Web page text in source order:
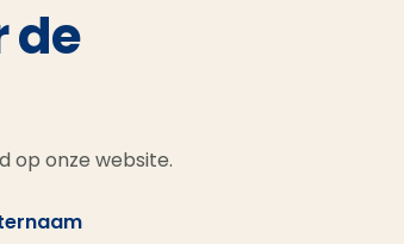
de
op onze website.